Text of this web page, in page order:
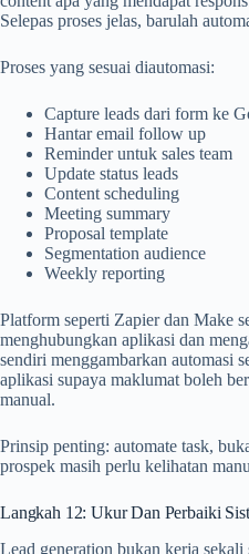
Selepas proses jelas, barulah
Proses yang sesuai diautomasi:
Capture leads dari form ke
Hantar email follow up
Reminder untuk sales team
Update status leads
Content scheduling
Meeting summary
Proposal template
Segmentation audience
Weekly reporting
Platform seperti Zapier dan Make
menghubungkan aplikasi dan
sendiri menggambarkan automasi
aplikasi supaya maklumat boleh
manual.
Prinsip penting: automate task,
prospek masih perlu kelihatan
Langkah 12: Ukur Dan Perbaiki
Lead generation bukan kerja